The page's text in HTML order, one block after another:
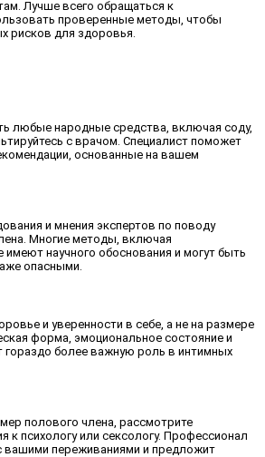
Лучше всего обращаться к
проверенные методы, чтобы
рисков для здоровья.
любые народные средства, включая соду,
с врачом. Специалист поможет
основанные на вашем
и мнения экспертов по поводу
Многие методы, включая
научного обоснования и могут быть
опасными.
и уверенности в себе, а не на размере
форма, эмоциональное состояние и
гораздо более важную роль в интимных
полового члена, рассмотрите
к психологу или сексологу. Профессионал
вашими переживаниями и предложит